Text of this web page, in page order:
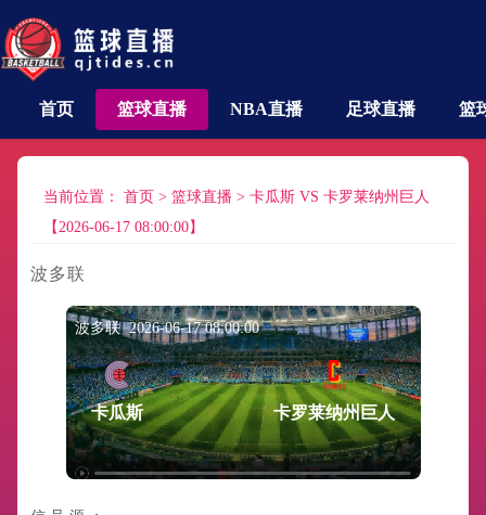
首页 篮球直播 NBA直播 足球直播 篮
当前位置： 首页 > 篮球直播 > 卡瓜斯 VS 卡罗莱纳州巨人
【2026-06-17 08:00:00】
波多联
波多联 2026-06-17 08:00:00
卡瓜斯 卡罗莱纳州巨人